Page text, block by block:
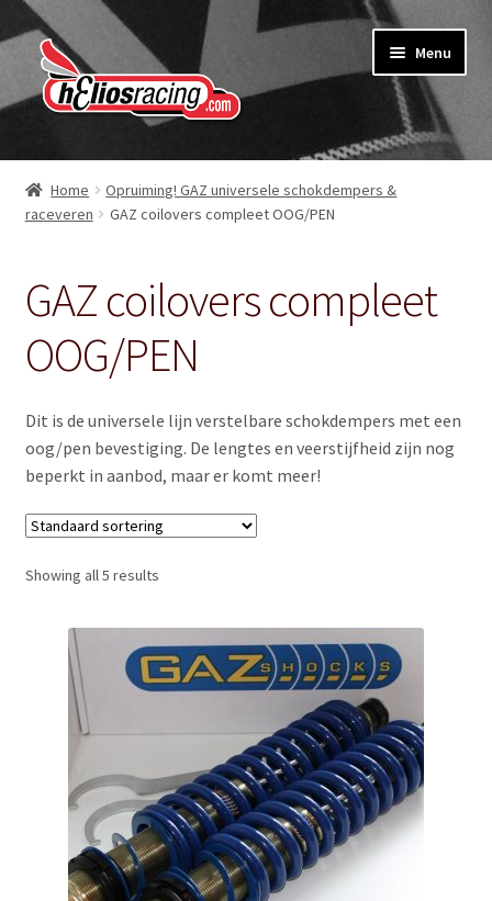
Ga
door
naar
Ga
naar
de
Menu
Webshop
Over Helios Racing
Diensten
Nieuws
Home
Opruiming! GAZ universele schokdempers &
raceveren
GAZ coilovers compleet OOG/PEN
GAZ coilovers compleet
OOG/PEN
Dit is de universele lijn verstelbare schokdempers met een
oog/pen bevestiging. De lengtes en veerstijfheid zijn nog
beperkt in aanbod, maar er komt meer!
Showing all 5 results